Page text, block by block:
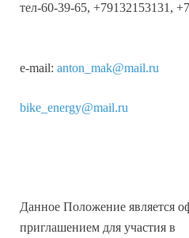
тел-60-39-65, +79132153131,
e-mail: anton_mak@mail.ru
bike_energy@mail.ru
Данное Положение является
приглашением для участия в